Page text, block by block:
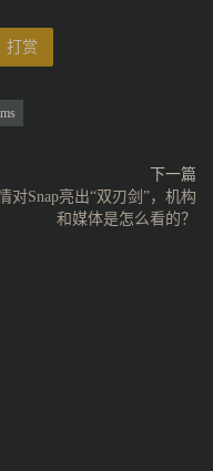
打赏
下一篇
对Snap亮出“双刃剑”，机构
和媒体是怎么看的？